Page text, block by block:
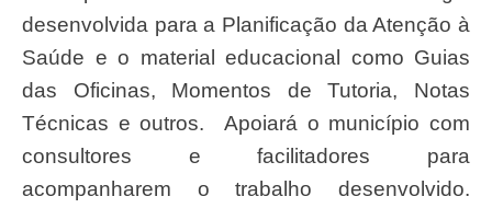
desenvolvida para a Planificação da Atenção à
Saúde e o material educacional como Guias
das Oficinas, Momentos de Tutoria, Notas
Técnicas e outros. Apoiará o município com
consultores e facilitadores para
acompanharem o trabalho desenvolvido.